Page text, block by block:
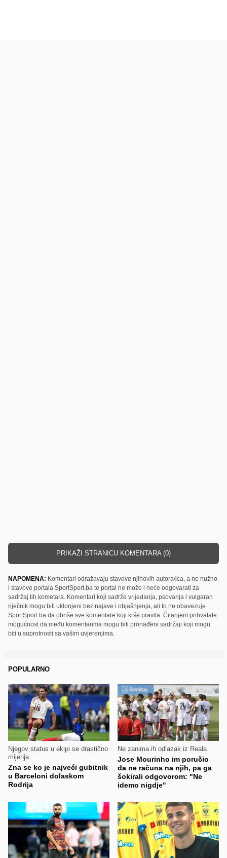
PRIKAŽI STRANICU KOMENTARA (0)
NAPOMENA: Komentari odražavaju stavove njihovih autora/ica, a ne nužno
i stavove portala SportSport.ba te portal ne može i neće odgovarati za
sadržaj tih kometara. Komentari koji sadrže vrijeđanja, psovanja i vulgaran
riječnik mogu biti uklonjeni bez najave i objašnjenja, ali to ne obavezuje
SportSport.ba da obriše sve komentare koji krše pravila. Čitanjem prihvatate
mogućnost da među komentarima mogu biti pronađeni sadržaji koji mogu
biti u suprotnosti sa vašim uvjerenjima.
POPULARNO
Njegov status u ekipi se drastično
mijenja
Zna se ko je najveći gubitnik
u Barceloni dolaskom
Rodrija
Ne zanima ih odlazak iz Reala
Jose Mourinho im poručio
da ne računa na njih, pa ga
šokirali odgovorom: "Ne
idemo nigdje"